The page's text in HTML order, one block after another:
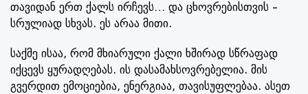
თავიდან ერთ ქალს ირჩევს… და ცხოვრებისთვის –
სრულიად სხვას. ეს არაა მითი.
საქმე ისაა, რომ მხიარული ქალი ხშირად სწრაფად
იქცევს ყურადღებას. ის დასამახსოვრებელია. მის
გვერდით ემოციებია, ენერგიაა, თავისუფლებაა. ასეთ